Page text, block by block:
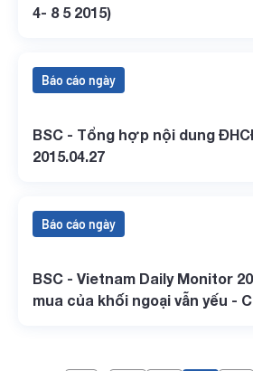
4- 8 5 2015)
Báo cáo ngày
BSC - Tổng hợp nội dung
2015.04.27
Báo cáo ngày
BSC - Vietnam Daily Monitor
mua của khối ngoại vẫn yếu -